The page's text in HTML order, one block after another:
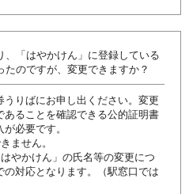
、「はやかけん」に登録している
のですが、変更できますか？
りばにお申し出ください。変更
ることを確認できる公的証明書
必要です。
ません。
やかけん」の氏名等の変更につ
対応となります。（駅窓口では